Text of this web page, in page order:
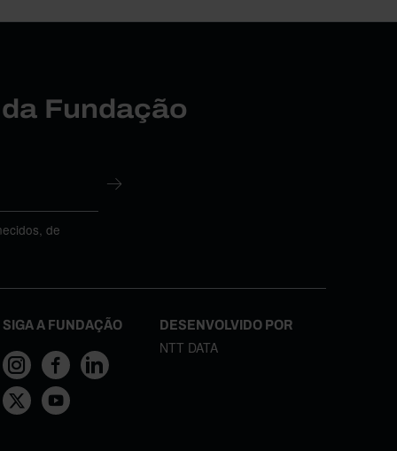
Fundação
de
SIGA A FUNDAÇÃO DESENVOLVIDO POR
NTT DATA